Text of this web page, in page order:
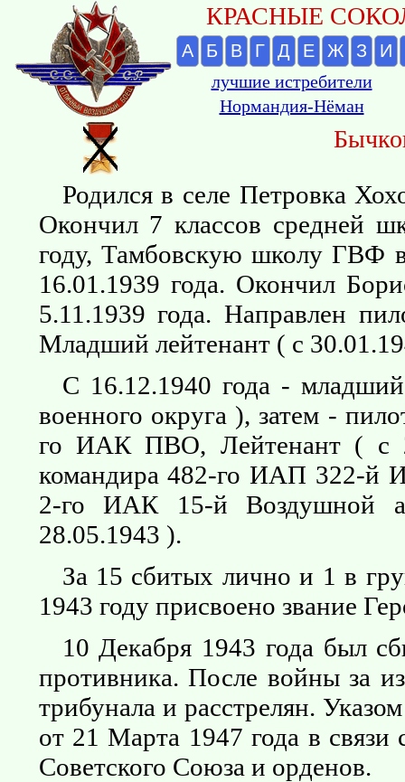
КРАСНЫЕ
А Б В Г Д Е Ж З И
лучшие истребители
Нормандия-Нёман
Родился в селе Петровка
Окончил 7 классов средней
году, Тамбовскую школу ГВФ
16.01.1939 года. Окончил
5.11.1939 года. Направлен
Младший лейтенант ( с
С 16.12.1940 года -
военного округа ), затем -
го ИАК ПВО, Лейтенант ( с
командира 482-го ИАП 322-
2-го ИАК 15-й Воздушной
28.05.1943 ).
За 15 сбитых лично и 1 в
1943 году присвоено звание
10 Декабря 1943 года был
противника. После войны за
трибунала и расстрелян.
от 21 Марта 1947 года в
Советского Союза и орденов.